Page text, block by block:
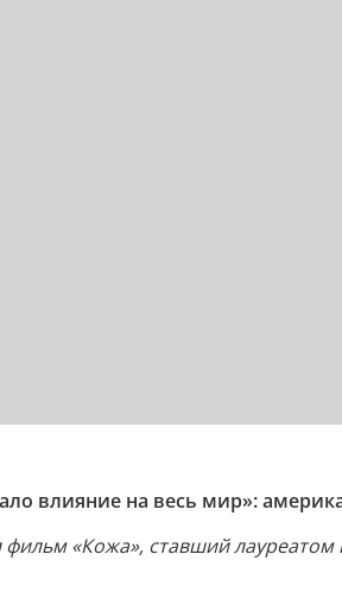
влияние на весь мир»:
«Кожа», ставший лауреатом